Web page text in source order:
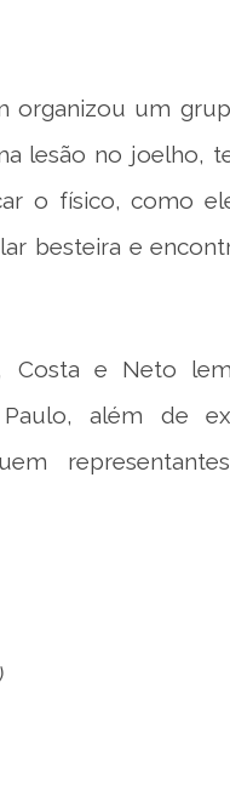
organizou um
lesão no joelho,
o físico, como
besteira e
Costa e Neto
além de